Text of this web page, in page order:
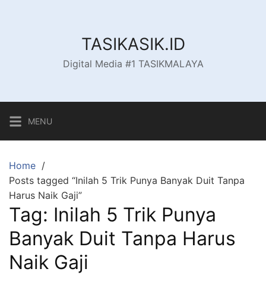
TASIKASIK.ID
Digital Media #1 TASIKMALAYA
MENU
Home
Posts tagged “Inilah 5 Trik Punya Banyak Duit Tanpa
Harus Naik Gaji”
Tag: Inilah 5 Trik Punya
Banyak Duit Tanpa Harus
Naik Gaji